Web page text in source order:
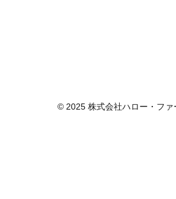
情報取扱事業者が、開示、内容の訂
© 2025 株式会社ハロー・ファ